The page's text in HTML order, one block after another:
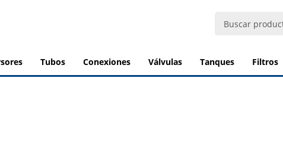
tubos conexiones válvulas tanques filtros